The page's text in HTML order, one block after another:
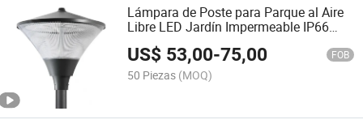
Lámpara de Poste para Parque al Aire
Libre LED Jardín Impermeable IP66
30W 55W 70W
US$ 53,00-75,00 FOB
50 Piezas (MOQ)